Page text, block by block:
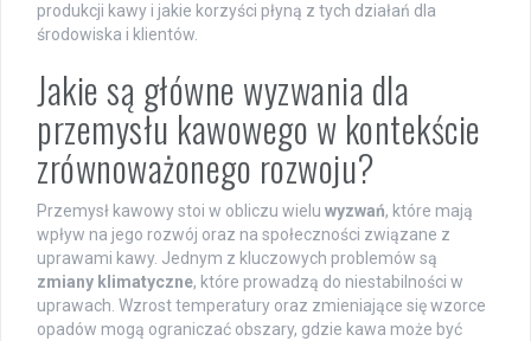
produkcji kawy i jakie korzyści płyną z tych działań dla
środowiska i klientów.
Jakie są główne wyzwania dla
przemysłu kawowego w kontekście
zrównoważonego rozwoju?
Przemysł kawowy stoi w obliczu wielu wyzwań, które mają
wpływ na jego rozwój oraz na społeczności związane z
uprawami kawy. Jednym z kluczowych problemów są
zmiany klimatyczne, które prowadzą do niestabilności w
uprawach. Wzrost temperatury oraz zmieniające się wzorce
opadów mogą ograniczać obszary, gdzie kawa może być